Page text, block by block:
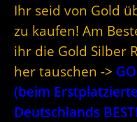
Ihr seid von Gold
zu kaufen! Am
ihr die Gold Silber
her tauschen ->
(beim
Deutschlands